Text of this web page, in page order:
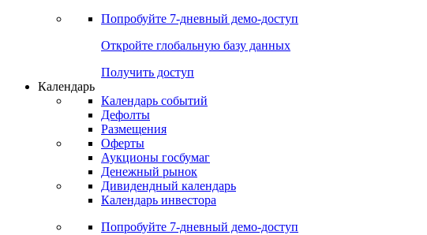
Попробуйте 7-дневный демо-доступ
Откройте глобальную базу данных
Получить доступ
Календарь
Календарь событий
Дефолты
Размещения
Оферты
Аукционы госбумаг
Денежный рынок
Дивидендный календарь
Календарь инвестора
Попробуйте 7-дневный демо-доступ